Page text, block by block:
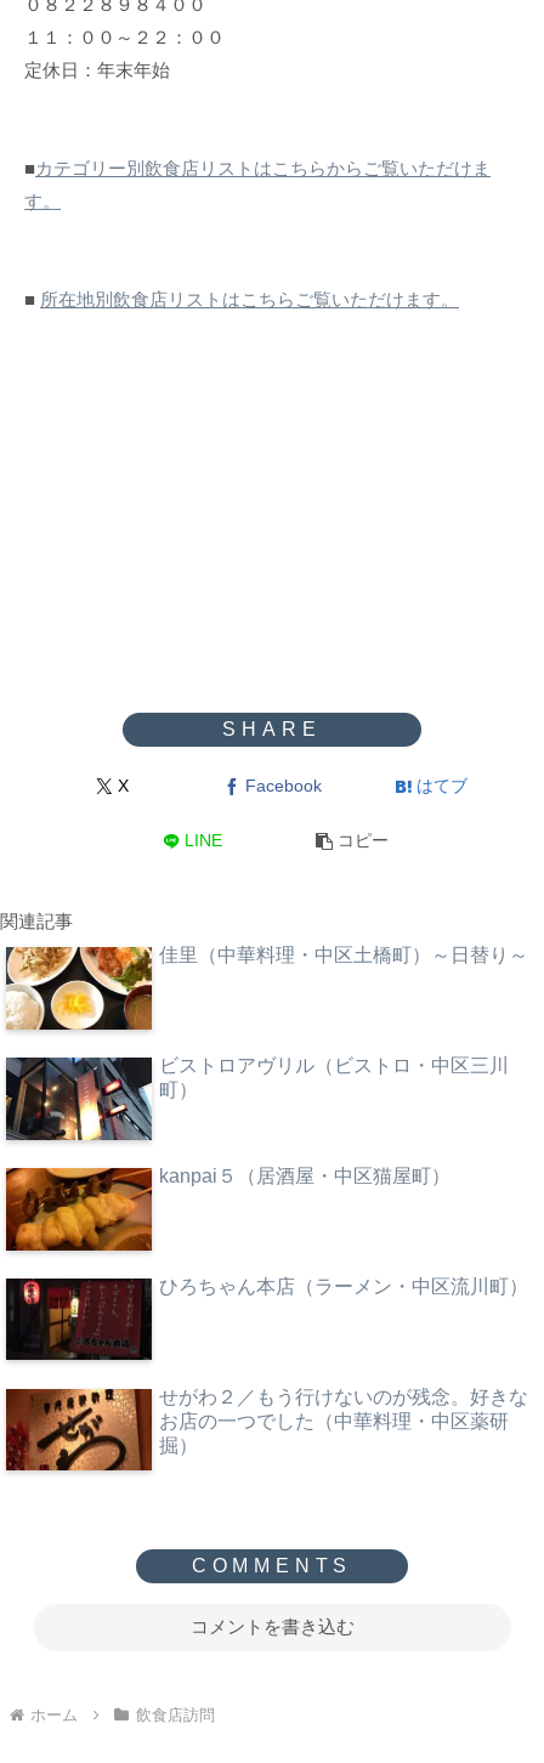
０８２２８９８４００
１１：００～２２：００
定休日：年末年始
■カテゴリー別飲食店リストはこちらからご覧いただけま
す。
■ 所在地別飲食店リストはこちらご覧いただけます。
X Facebook はてブ
LINE コピー
関連記事
佳里（中華料理・中区土橋町）～日替り～
ビストロアヴリル（ビストロ・中区三川
町）
kanpai５（居酒屋・中区猫屋町）
ひろちゃん本店（ラーメン・中区流川町）
せがわ２／もう行けないのが残念。好きな
お店の一つでした（中華料理・中区薬研
掘）
コメントを書き込む
ホーム 飲食店訪問